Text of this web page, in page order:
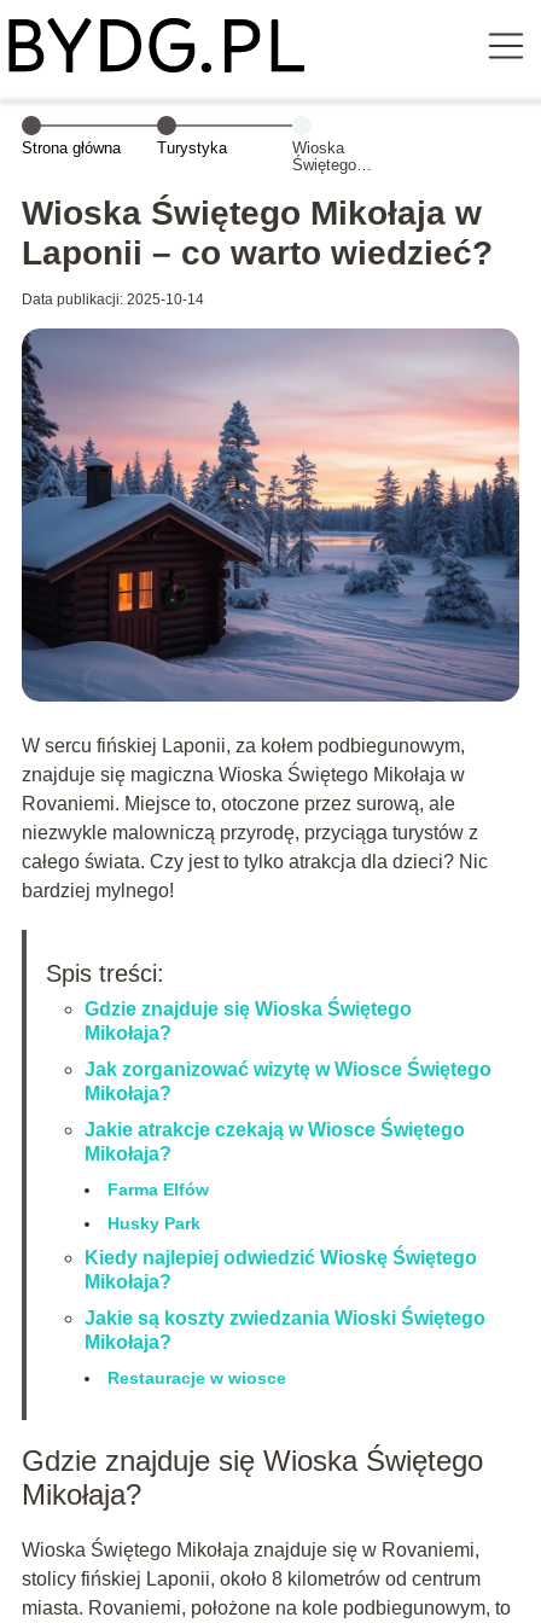
Strona główna Turystyka
Wioska
Świętego
Laponii – co
warto wiedzieć?
Wioska Świętego Mikołaja w
Laponii – co warto wiedzieć?
Data publikacji: 2025-10-14
W sercu fińskiej Laponii, za kołem podbiegunowym,
znajduje się magiczna Wioska Świętego Mikołaja w
Rovaniemi. Miejsce to, otoczone przez surową, ale
niezwykle malowniczą przyrodę, przyciąga turystów z
całego świata. Czy jest to tylko atrakcja dla dzieci? Nic
bardziej mylnego!
Spis treści:
Gdzie znajduje się Wioska Świętego
Mikołaja?
Jak zorganizować wizytę w Wiosce Świętego
Mikołaja?
Jakie atrakcje czekają w Wiosce Świętego
Mikołaja?
Farma Elfów
Husky Park
Kiedy najlepiej odwiedzić Wioskę Świętego
Mikołaja?
Jakie są koszty zwiedzania Wioski Świętego
Mikołaja?
Restauracje w wiosce
Gdzie znajduje się Wioska Świętego
Mikołaja?
Wioska Świętego Mikołaja znajduje się w Rovaniemi,
stolicy fińskiej Laponii, około 8 kilometrów od centrum
miasta. Rovaniemi, położone na kole podbiegunowym, to